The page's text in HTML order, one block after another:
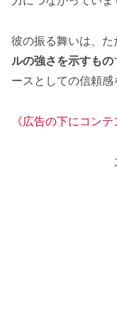
彼の振る舞いは、た
ルの強さを示すもの
ースとしての信頼感
《広告の下にコン